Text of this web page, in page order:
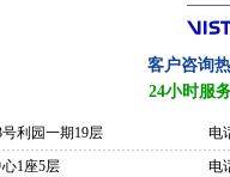
客户咨询
24小时服
利园一期19层
电
1座5层
电